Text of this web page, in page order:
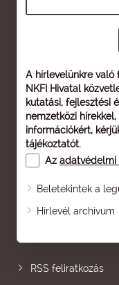
A hírlevelünkre való
NKFI Hivatal
kutatási, fejlesztési
nemzetközi
információkért,
tájékoztatót.
Az adatvédelmi
Beletekintek a
Hírlevél archívum
Oldaltérkép
RSS feliratkozás